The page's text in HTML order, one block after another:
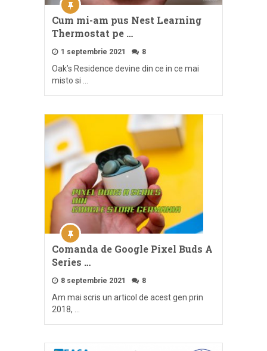
Cum mi-am pus Nest Learning
Thermostat pe …
1 septembrie 2021 8
Oak’s Residence devine din ce in ce mai
misto si …
Comanda de Google Pixel Buds A
Series …
8 septembrie 2021 8
Am mai scris un articol de acest gen prin
2018, …